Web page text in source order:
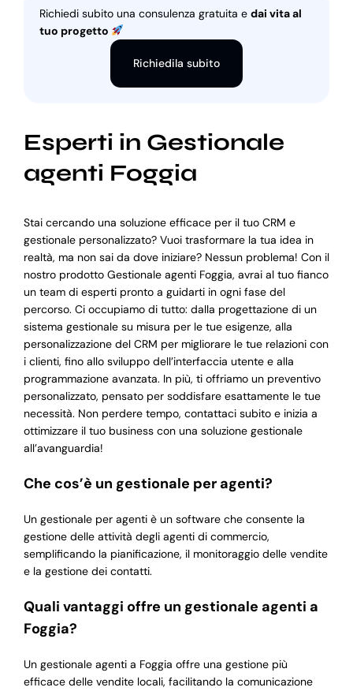
Richiedi subito una consulenza gratuita e dai vita al
tuo progetto
Richiedila subito
Esperti in Gestionale
agenti Foggia
Stai cercando una soluzione efficace per il tuo CRM e
gestionale personalizzato? Vuoi trasformare la tua idea in
realtà, ma non sai da dove iniziare? Nessun problema! Con il
nostro prodotto Gestionale agenti Foggia, avrai al tuo fianco
un team di esperti pronto a guidarti in ogni fase del
percorso. Ci occupiamo di tutto: dalla progettazione di un
sistema gestionale su misura per le tue esigenze, alla
personalizzazione del CRM per migliorare le tue relazioni con
i clienti, fino allo sviluppo dell’interfaccia utente e alla
programmazione avanzata. In più, ti offriamo un preventivo
personalizzato, pensato per soddisfare esattamente le tue
necessità. Non perdere tempo, contattaci subito e inizia a
ottimizzare il tuo business con una soluzione gestionale
all’avanguardia!
Che cos’è un gestionale per agenti?
Un gestionale per agenti è un software che consente la
gestione delle attività degli agenti di commercio,
semplificando la pianificazione, il monitoraggio delle vendite
e la gestione dei contatti.
Quali vantaggi offre un gestionale agenti a
Foggia?
Un gestionale agenti a Foggia offre una gestione più
efficace delle vendite locali, facilitando la comunicazione